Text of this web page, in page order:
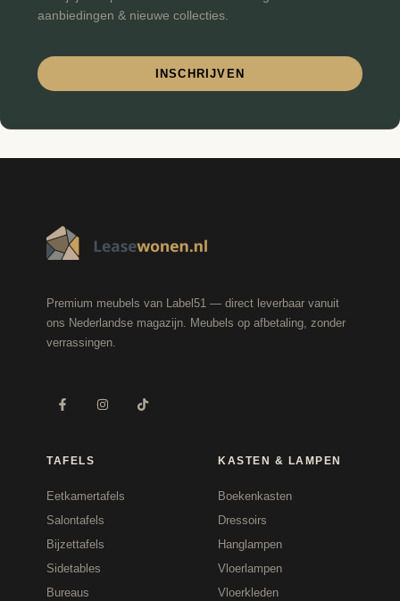
aanbiedingen & nieuwe collecties.
INSCHRIJVEN
Premium meubels van Label51 — direct leverbaar vanuit
ons Nederlandse magazijn. Meubels op afbetaling, zonder
verrassingen.
TAFELS
Eetkamertafels
Salontafels
Bijzettafels
Sidetables
Bureaus
KASTEN & LAMPEN
Boekenkasten
Dressoirs
Hanglampen
Vloerlampen
Vloerkleden